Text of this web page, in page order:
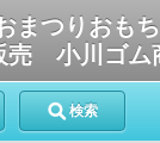
まつりおも
売 小川ゴム
検索